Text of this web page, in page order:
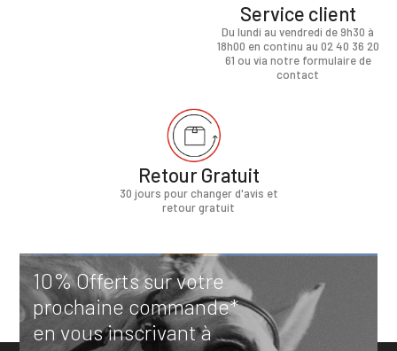
Service client
Du lundi au vendredi de 9h30 à
18h00 en continu au 02 40 36 20
61 ou via notre formulaire de
contact
Retour Gratuit
30 jours pour changer d'avis et
retour gratuit
10% Offerts sur votre
prochaine commande*
en vous inscrivant à